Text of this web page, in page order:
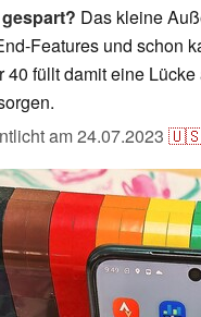
Das kleine
Features und schon
40 füllt damit eine
am24.07.2023